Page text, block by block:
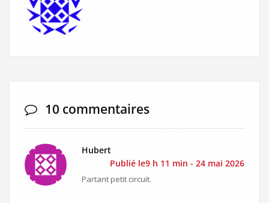
10 commentaires
Hubert
Publié le9 h 11 min - 24 mai 2026
Partant petit circuit.